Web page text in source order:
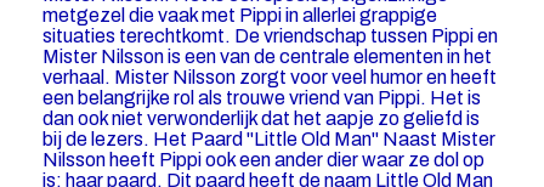
metgezel die vaak met Pippi in allerlei grappige
situaties terechtkomt. De vriendschap tussen Pippi en
Mister Nilsson is een van de centrale elementen in het
verhaal. Mister Nilsson zorgt voor veel humor en heeft
een belangrijke rol als trouwe vriend van Pippi. Het is
dan ook niet verwonderlijk dat het aapje zo geliefd is
bij de lezers. Het Paard "Little Old Man" Naast Mister
Nilsson heeft Pippi ook een ander dier waar ze dol op
is: haar paard. Dit paard heeft de naam Little Old Man